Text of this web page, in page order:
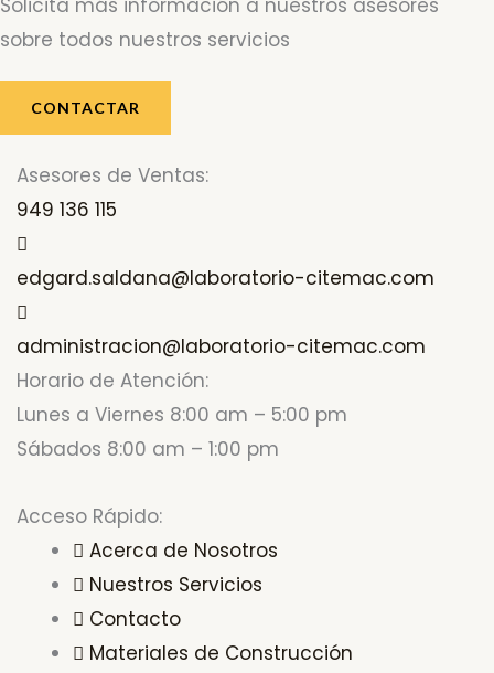
Solicita más información a nuestros asesores
sobre todos nuestros servicios
CONTACTAR
Asesores de Ventas:
949 136 115
edgard.saldana@laboratorio-citemac.com
administracion@laboratorio-citemac.com
Horario de Atención:
Lunes a Viernes 8:00 am – 5:00 pm
Sábados 8:00 am – 1:00 pm
Acceso Rápido:
Acerca de Nosotros
Nuestros Servicios
Contacto
Materiales de Construcción